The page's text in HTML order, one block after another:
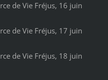
de Vie Fréjus, 16 juin
de Vie Fréjus, 17 juin
de Vie Fréjus, 18 juin